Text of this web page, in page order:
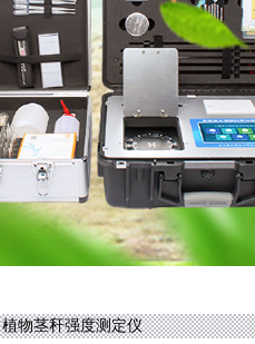
植物茎秆强度测定仪